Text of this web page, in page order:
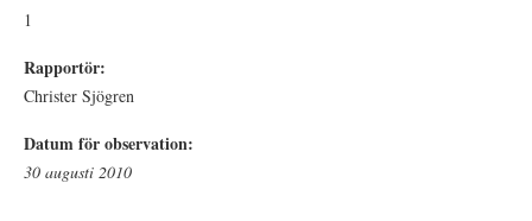
1
Rapportör:
Christer Sjögren
Datum för observation:
30 augusti 2010